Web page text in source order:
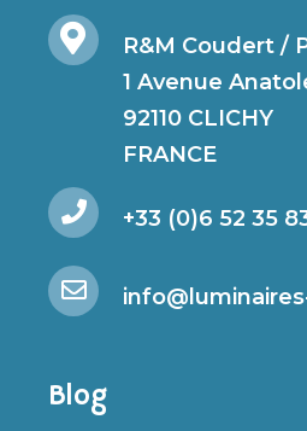
R&M Coudert /
1 Avenue
92110 CLICHY
FRANCE
+33 (0)6 52 35
Blog